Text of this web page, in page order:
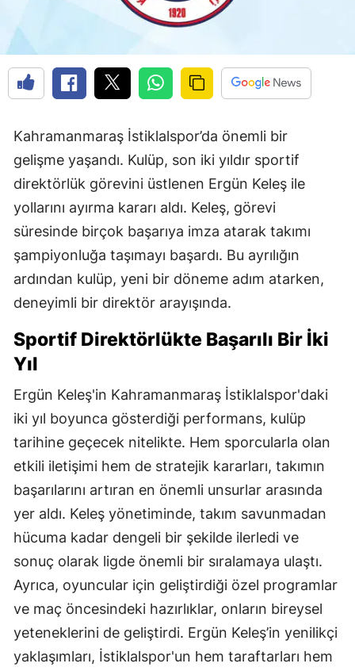
Kahramanmaraş İstiklalspor’da önemli bir
gelişme yaşandı. Kulüp, son iki yıldır sportif
direktörlük görevini üstlenen Ergün Keleş ile
yollarını ayırma kararı aldı. Keleş, görevi
süresinde birçok başarıya imza atarak takımı
şampiyonluğa taşımayı başardı. Bu ayrılığın
ardından kulüp, yeni bir döneme adım atarken,
deneyimli bir direktör arayışında.
Sportif Direktörlükte Başarılı Bir İki
Yıl
Ergün Keleş'in Kahramanmaraş İstiklalspor'daki
iki yıl boyunca gösterdiği performans, kulüp
tarihine geçecek nitelikte. Hem sporcularla olan
etkili iletişimi hem de stratejik kararları, takımın
başarılarını artıran en önemli unsurlar arasında
yer aldı. Keleş yönetiminde, takım savunmadan
hücuma kadar dengeli bir şekilde ilerledi ve
sonuç olarak ligde önemli bir sıralamaya ulaştı.
Ayrıca, oyuncular için geliştirdiği özel programlar
ve maç öncesindeki hazırlıklar, onların bireysel
yeteneklerini de geliştirdi. Ergün Keleş’in yenilikçi
yaklaşımları, İstiklalspor'un hem taraftarları hem